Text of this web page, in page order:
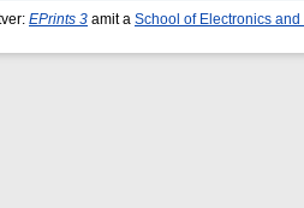
EPrints 3 amit a School of Electronics